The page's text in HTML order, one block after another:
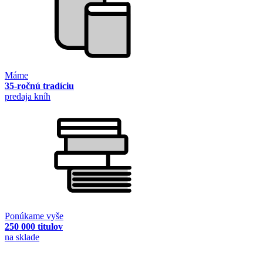
Máme
35-ročnú tradíciu
predaja kníh
Ponúkame vyše
250 000 titulov
na sklade